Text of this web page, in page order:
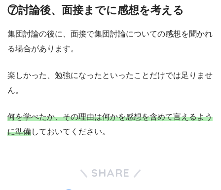
⑦討論後、面接までに感想を考える
集団討論の後に、面接で集団討論についての感想を聞かれ
る場合があります。
楽しかった、勉強になったといったことだけでは足りませ
ん。
何を学べたか、その理由は何かを感想を含めて言えるよう
に準備しておいてください。
SHARE